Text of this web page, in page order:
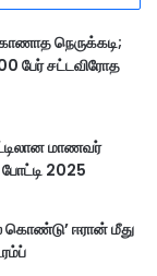
நெருக்கடி;
பேர் சட்டவிரோத
மாணவர்
2025
கொண்டு’ ஈரான் மீது